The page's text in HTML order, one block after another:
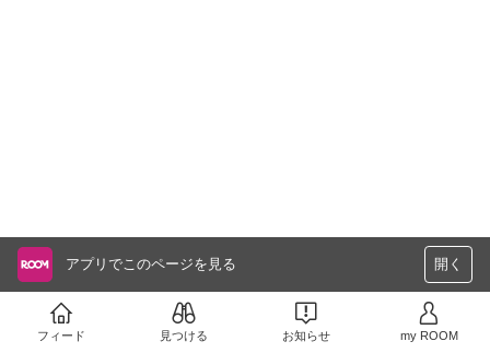
アプリでこのページを見る 開く
フィード 見つける お知らせ my ROOM